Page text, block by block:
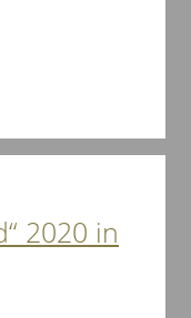
2020 in